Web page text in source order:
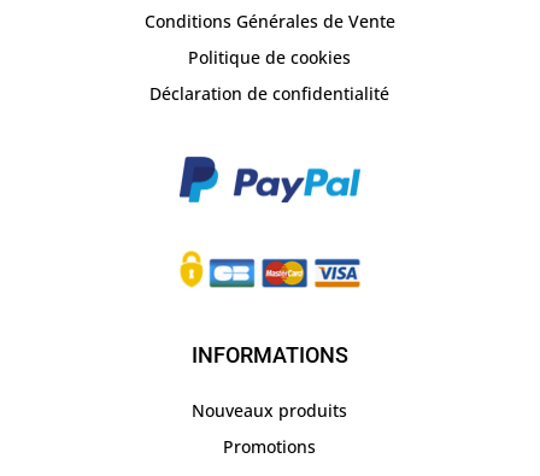
Conditions Générales de Vente
Politique de cookies
Déclaration de confidentialité
INFORMATIONS
Nouveaux produits
Promotions